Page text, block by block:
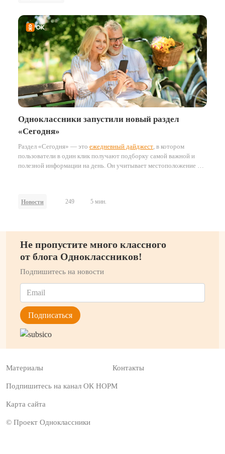
стал не только широкий охват, но и ощутимый бизнес-эффект —
продажи лотерейных билетов.
Одноклассники запустили новый раздел
«Сегодня»
Раздел «Сегодня» — это ежедневный дайджест , в котором
пользователи в один клик получают подборку самой важной и
полезной информации на день. Он учитывает местоположение и
Новости 249 5 мин.
Не пропустите много классного
от блога Одноклассников!
Подпишитесь на новости
Материалы Контакты
Подпишитесь на канал ОК НОРМ
Карта сайта
© Проект Одноклассники